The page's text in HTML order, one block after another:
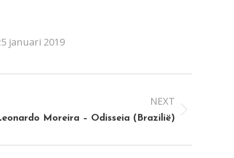
januari 2019
NEXT
Moreira – Odisseia (Brazilië)